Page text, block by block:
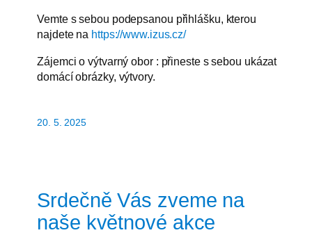
Vemte s sebou podepsanou přihlášku, kterou
najdete na https://www.izus.cz/
Zájemci o výtvarný obor : přineste s sebou ukázat
domácí obrázky, výtvory.
20. 5. 2025
Srdečně Vás zveme na
naše květnové akce